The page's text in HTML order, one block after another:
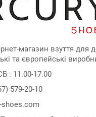
магазин взуття для
та європейські
: 11.00-17.00
579-20-10
shoes.com